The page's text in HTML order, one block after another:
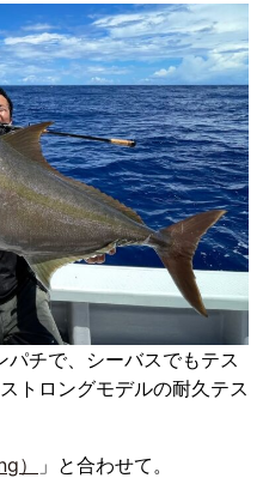
チで、シーバスでもテス
トロングモデルの耐久テス
）
」と合わせて。